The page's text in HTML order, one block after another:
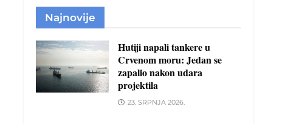
Najnovije
Hutiji napali tankere u
Crvenom moru: Jedan se
zapalio nakon udara
projektila
23. SRPNJA 2026.